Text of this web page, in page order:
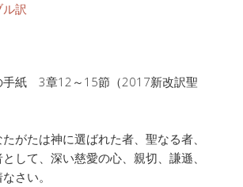
訳
手紙 3章12～15節（2017新改訳聖
がたは神に選ばれた者、聖なる者、
して、深い慈愛の心、親切、謙遜、
さい。